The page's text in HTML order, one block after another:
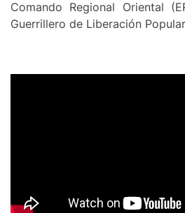
Comando Regional Oriental
Guerrillero de Liberación